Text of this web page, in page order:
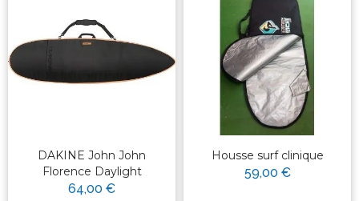
DAKINE John John
Florence Daylight
64,00 €
Housse surf clinique
59,00 €